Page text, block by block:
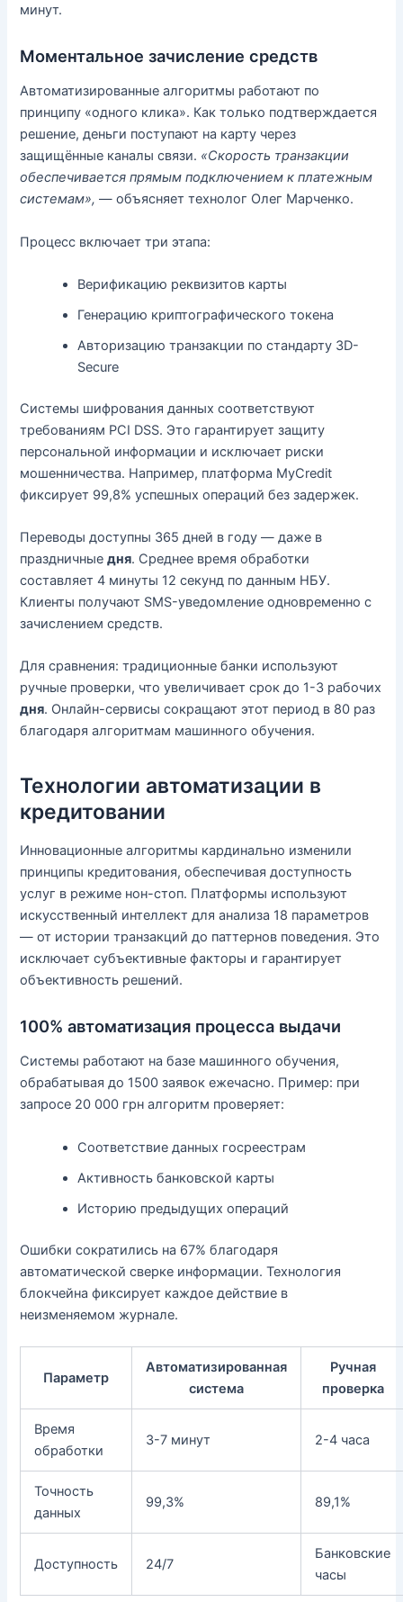
минут.
Моментальное зачисление средств
Автоматизированные алгоритмы работают по
принципу «одного клика». Как только подтверждается
решение, деньги поступают на карту через
защищённые каналы связи. «Скорость транзакции
обеспечивается прямым подключением к платежным
системам», — объясняет технолог Олег Марченко.
Процесс включает три этапа:
Верификацию реквизитов карты
Генерацию криптографического токена
Авторизацию транзакции по стандарту 3D-
Secure
Системы шифрования данных соответствуют
требованиям PCI DSS. Это гарантирует защиту
персональной информации и исключает риски
мошенничества. Например, платформа MyCredit
фиксирует 99,8% успешных операций без задержек.
Переводы доступны 365 дней в году — даже в
праздничныедня. Среднее время обработки
составляет 4 минуты 12 секунд по данным НБУ.
Клиенты получают SMS-уведомление одновременно с
зачислением средств.
Для сравнения: традиционные банки используют
ручные проверки, что увеличивает срок до 1-3 рабочих
дня. Онлайн-сервисы сокращают этот период в 80 раз
благодаря алгоритмам машинного обучения.
Технологии автоматизации в
кредитовании
Инновационные алгоритмы кардинально изменили
принципы кредитования, обеспечивая доступность
услуг в режиме нон-стоп. Платформы используют
искусственный интеллект для анализа 18 параметров
— от истории транзакций до паттернов поведения. Это
исключает субъективные факторы и гарантирует
объективность решений.
100% автоматизация процесса выдачи
Системы работают на базе машинного обучения,
обрабатывая до 1500 заявок ежечасно. Пример: при
запросе 20 000 грн алгоритм проверяет:
Соответствие данных госреестрам
Активность банковской карты
Историю предыдущих операций
Ошибки сократились на 67% благодаря
автоматической сверке информации. Технология
блокчейна фиксирует каждое действие в
неизменяемом журнале.
Параметр
Автоматизированная
система
Ручная
проверка
Время
обработки
3-7 минут 2-4 часа
Точность
данных
99,3% 89,1%
Доступность 24/7
Банковские
часы